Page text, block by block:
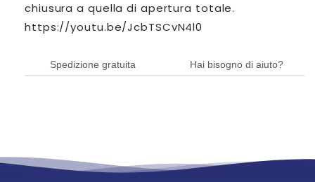
chiusura a quella di apertura totale.
https://youtu.be/JcbTSCvN4l0
Spedizione gratuita Hai bisogno di aiuto?